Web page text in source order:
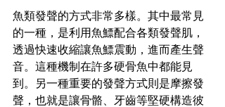
魚類發聲的方式非常多樣。其中最常見
的一種，是利用魚鰾配合各類發聲肌，
透過快速收縮讓魚鰾震動，進而產生聲
音。這種機制在許多硬骨魚中都能見
到。另一種重要的發聲方式則是摩擦發
聲，也就是讓骨骼、牙齒等堅硬構造彼